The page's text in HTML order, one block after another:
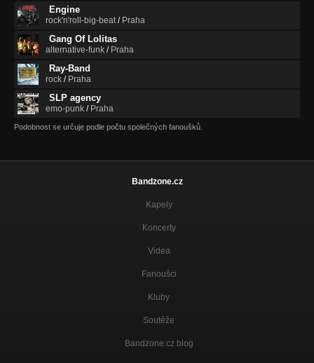
Engine
rock'n'roll-big-beat / Praha
Gang Of Lolitas
alternative-funk / Praha
Ray-Band
rock / Praha
SLP agency
emo-punk / Praha
Podobnost se určuje podle počtu společných fanoušků.
Bandzone.cz
Kapely
Koncerty
Videa
Fanoušci
Kluby
Soutěže
Bandzone.cz blog